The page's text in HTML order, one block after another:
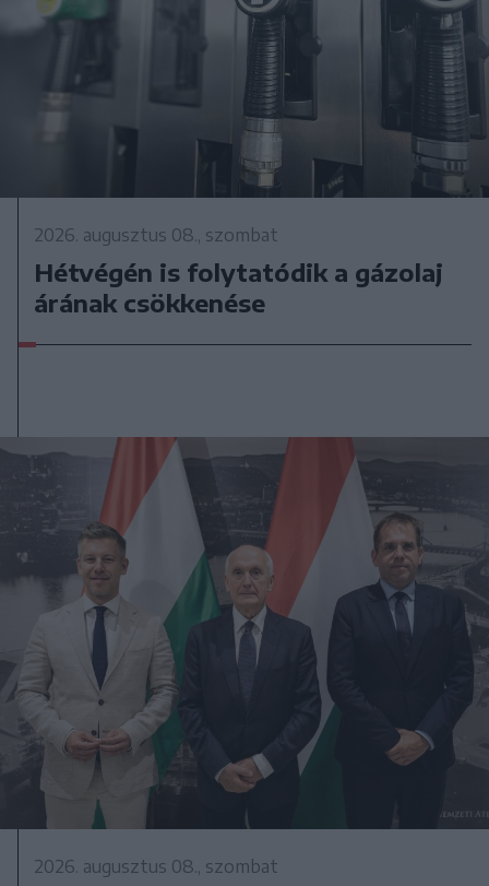
2026. augusztus 08., szombat
Hétvégén is folytatódik a gázolaj
árának csökkenése
2026. augusztus 08., szombat